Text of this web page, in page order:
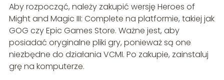
Aby rozpocząć, należy zakupić wersję Heroes of
Might and Magic III: Complete na platformie, takiej jak
GOG czy Epic Games Store. Ważne jest, aby
posiadać oryginalne pliki gry, ponieważ są one
niezbędne do działania VCMI. Po zakupie, zainstaluj
grę na komputerze.